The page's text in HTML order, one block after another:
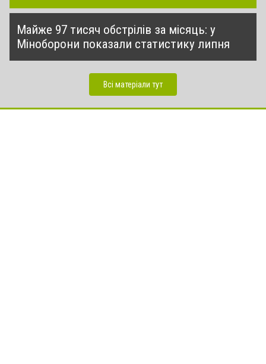
Майже 97 тисяч обстрілів за місяць: у
Міноборони показали статистику липня
Всі матеріали тут